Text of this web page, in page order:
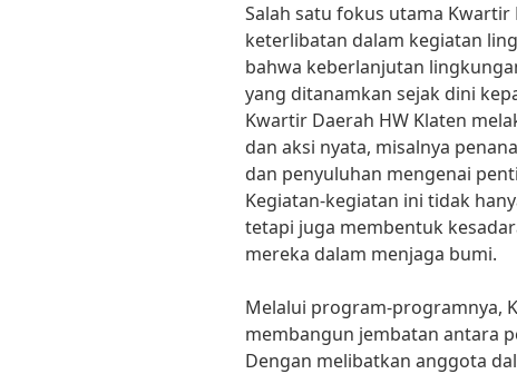
Salah satu fokus utama Kwartir
keterlibatan dalam kegiatan
bahwa keberlanjutan
yang ditanamkan sejak dini
Kwartir Daerah HW Klaten
dan aksi nyata, misalnya
dan penyuluhan mengenai
Kegiatan-kegiatan ini tidak
tetapi juga membentuk
mereka dalam menjaga bumi.
Melalui program-programnya,
membangun jembatan antara
Dengan melibatkan anggota